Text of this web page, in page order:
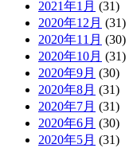
2021年1月 (31)
2020年12月 (31)
2020年11月 (30)
2020年10月 (31)
2020年9月 (30)
2020年8月 (31)
2020年7月 (31)
2020年6月 (30)
2020年5月 (31)